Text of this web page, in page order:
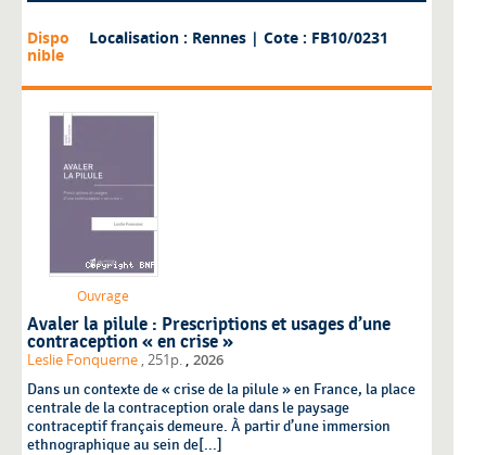
Dispo
nible
Localisation : Rennes | Cote : FB10/0231
Ouvrage
Avaler la pilule : Prescriptions et usages d’une
contraception « en crise »
Leslie Fonquerne , 251p. , 2026
Dans un contexte de « crise de la pilule » en France, la place
centrale de la contraception orale dans le paysage
contraceptif français demeure. À partir d’une immersion
ethnographique au sein de[...]